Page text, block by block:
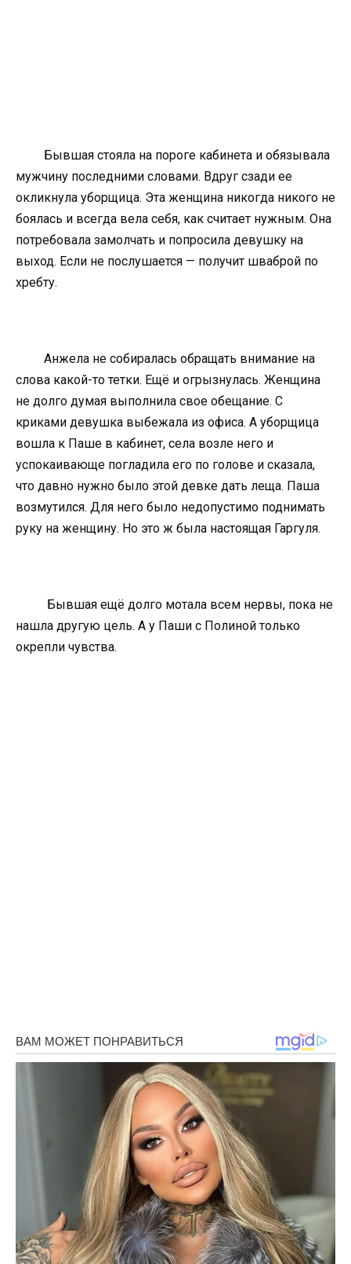
Бывшая стояла на пороге кабинета и обязывала
мужчину последними словами. Вдруг сзади ее
окликнула уборщица. Эта женщина никогда никого не
боялась и всегда вела себя, как считает нужным. Она
потребовала замолчать и попросила девушку на
выход. Если не послушается — получит шваброй по
хребту.
Анжела не собиралась обращать внимание на
слова какой-то тетки. Ещё и огрызнулась. Женщина
не долго думая выполнила свое обещание. С
криками девушка выбежала из офиса. А уборщица
вошла к Паше в кабинет, села возле него и
успокаивающе погладила его по голове и сказала,
что давно нужно было этой девке дать леща. Паша
возмутился. Для него было недопустимо поднимать
руку на женщину. Но это ж была настоящая Гаргуля.
Бывшая ещё долго мотала всем нервы, пока не
нашла другую цель. А у Паши с Полиной только
окрепли чувства.